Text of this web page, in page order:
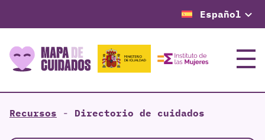
Español
Menú
Recursos - Directorio de cuidados